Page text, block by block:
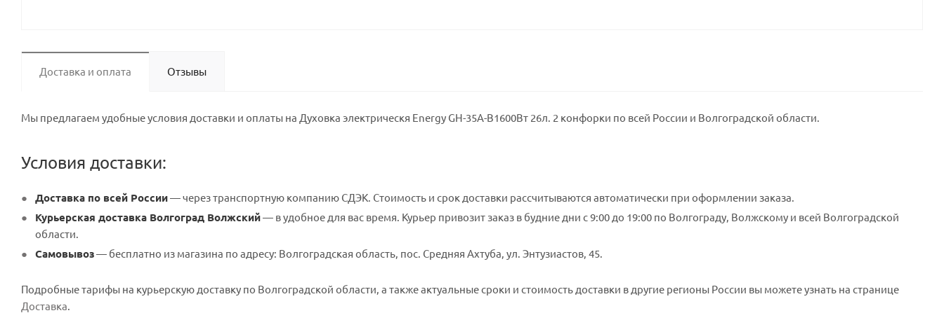
Доставка и оплата Отзывы
Мы предлагаем удобные условия доставки и оплаты на Духовка электрическя Energy GH-35A-B1600Вт 26л. 2 конфорки по всей России и Волгоградской области.
Условия доставки:
Доставка по всей России— через транспортную компанию СДЭК. Стоимость и срок доставки рассчитываются автоматически при оформлении заказа.
Курьерская доставка Волгоград Волжский— в удобное для вас время. Курьер привозит заказ в будние дни с 9:00 до 19:00 по Волгограду, Волжскому и всей Волгоградской
области.
Самовывоз— бесплатно из магазина по адресу: Волгоградская область, пос. Средняя Ахтуба, ул. Энтузиастов, 45.
Подробные тарифы на курьерскую доставку по Волгоградской области, а также актуальные сроки и стоимость доставки в другие регионы России вы можете узнать на странице
Доставка.